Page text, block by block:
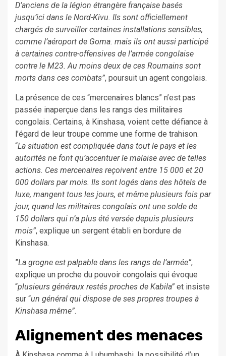
D’anciens de la légion étrangère française basés
jusqu’ici dans le Nord-Kivu. Ils sont officiellement
chargés de surveiller certaines installations sensibles,
comme l’aéroport de Goma. mais ils ont aussi participé
à certaines contre-offensives de l’armée congolaise
contre le M23. Au moins deux de ces Roumains sont
morts dans ces combats”, poursuit un agent congolais.
La présence de ces “mercenaires blancs” n’est pas
passée inaperçue dans les rangs des militaires
congolais. Certains, à Kinshasa, voient cette défiance à
l’égard de leur troupe comme une forme de trahison.
“La situation est compliquée dans tout le pays et les
autorités ne font qu’accentuer le malaise avec de telles
actions. Ces mercenaires reçoivent entre 15 000 et 20
000 dollars par mois. Ils sont logés dans des hôtels de
luxe, mangent tous les jours, et même plusieurs fois par
jour, quand les militaires congolais ont une solde de
150 dollars qui n’a plus été versée depuis plusieurs
mois”, explique un sergent établi en bordure de
Kinshasa.
”La grogne est palpable dans les rangs de l’armée”,
explique un proche du pouvoir congolais qui évoque
“plusieurs généraux restés proches de Kabila” et insiste
sur “un général qui dispose de ses propres troupes à
Kinshasa même”.
Alignement des menaces